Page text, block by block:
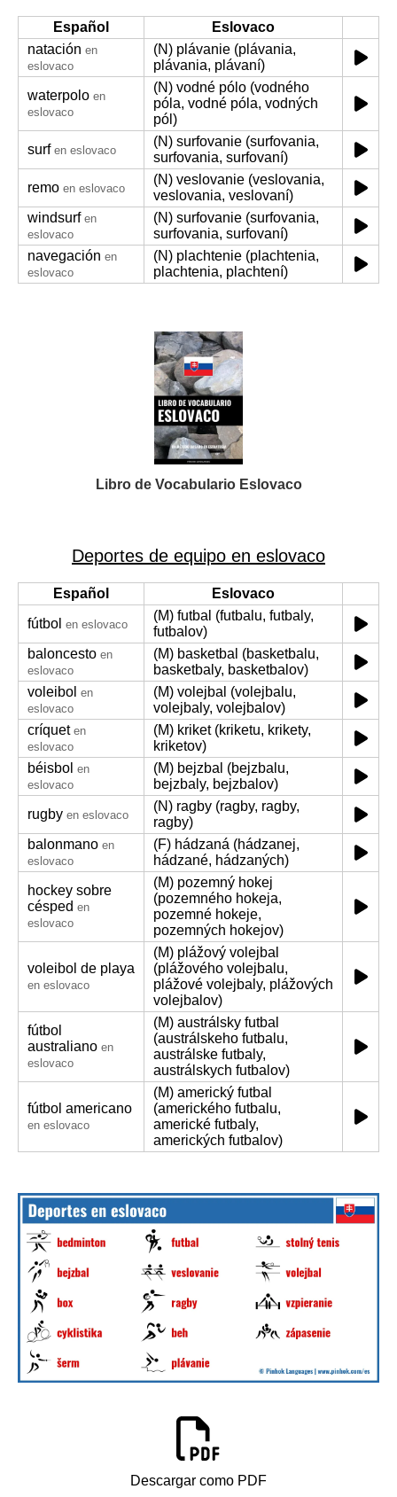
Español
Eslovaco
natación en
eslovaco
(N) plávanie (plávania,
plávania, plávaní)
waterpolo en
eslovaco
(N) vodné pólo (vodného
póla, vodné póla, vodných
pól)
surf en eslovaco
(N) surfovanie (surfovania,
surfovania, surfovaní)
remo en eslovaco
(N) veslovanie (veslovania,
veslovania, veslovaní)
windsurf en
eslovaco
(N) surfovanie (surfovania,
surfovania, surfovaní)
navegación en
eslovaco
(N) plachtenie (plachtenia,
plachtenia, plachtení)
Libro de Vocabulario Eslovaco
Deportes de equipo en eslovaco
Español
Eslovaco
fútbol en eslovaco
(M) futbal (futbalu, futbaly,
futbalov)
baloncesto en
eslovaco
(M) basketbal (basketbalu,
basketbaly, basketbalov)
voleibol en
eslovaco
(M) volejbal (volejbalu,
volejbaly, volejbalov)
críquet en
eslovaco
(M) kriket (kriketu, krikety,
kriketov)
béisbol en
eslovaco
(M) bejzbal (bejzbalu,
bejzbaly, bejzbalov)
rugby en eslovaco
(N) ragby (ragby, ragby,
ragby)
balonmano en
eslovaco
(F) hádzaná (hádzanej,
hádzané, hádzaných)
hockey sobre
césped en
eslovaco
(M) pozemný hokej
(pozemného hokeja,
pozemné hokeje,
pozemných hokejov)
voleibol de playa
en eslovaco
(M) plážový volejbal
(plážového volejbalu,
plážové volejbaly, plážových
volejbalov)
fútbol
australiano en
eslovaco
(M) austrálsky futbal
(austrálskeho futbalu,
austrálske futbaly,
austrálskych futbalov)
fútbol americano
en eslovaco
(M) americký futbal
(amerického futbalu,
americké futbaly,
amerických futbalov)
Descargar como PDF